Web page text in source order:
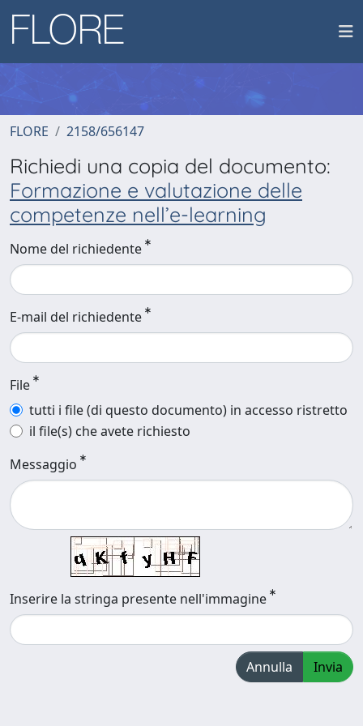
FLORE 2158/656147
Richiedi una copia del documento:
Formazione e valutazione delle
competenze nell’e-learning
Nome del richiedente
E-mail del richiedente
File
tutti i file (di questo documento) in accesso ristretto
il file(s) che avete richiesto
Messaggio
Inserire la stringa presente nell'immagine
Annulla Invia